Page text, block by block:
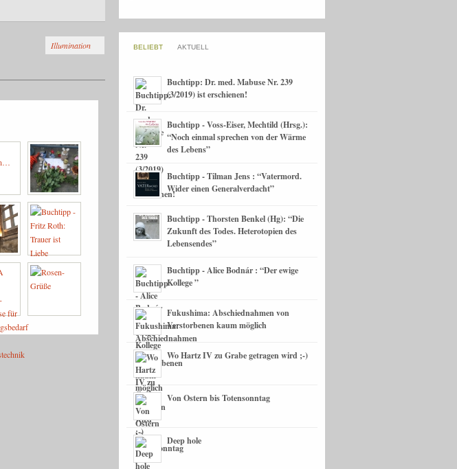
Illumination BELIEBT AKTUELL
Buchtipp: Dr. med. Mabuse Nr. 239
(3/2019) ist erschienen!
Buchtipp - Voss-Eiser, Mechtild (Hrsg.):
“Noch einmal sprechen von der Wärme
des Lebens”
Buchtipp - Tilman Jens : “Vatermord.
Wider einen Generalverdacht”
Buchtipp - Thorsten Benkel (Hg): “Die
Zukunft des Todes. Heterotopien des
Lebensendes”
Buchtipp - Alice Bodnár : “Der ewige
Kollege ”
Fukushima: Abschiednahmen von
Verstorbenen kaum möglich
Wo Hartz IV zu Grabe getragen wird ;-)
Von Ostern bis Totensonntag
Deep hole